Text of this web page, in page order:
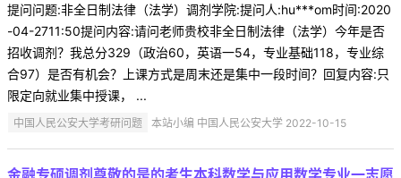
提问问题:非全日制法律（法学）调剂学院:提问人:hu***om时间:2020
-04-2711:50提问内容:请问老师贵校非全日制法律（法学）今年是否
招收调剂？我总分329（政治60，英语一54，专业基础118，专业综
合97）是否有机会？上课方式是周末还是集中一段时间？回复内容:只
限定向就业集中授课， ...
中国人民公安大学考研问题 本站小编 中国人民公安大学 2022-10-15
金融专硕调剂尊敬的是的考生本科数学与应用数学专业一志愿